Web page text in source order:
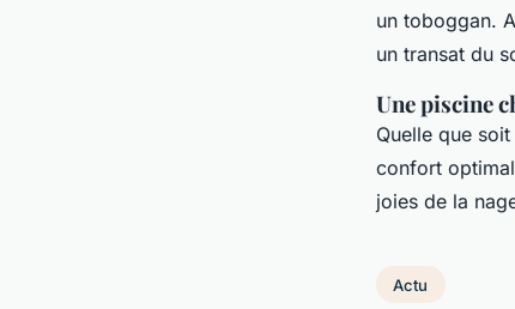
un toboggan.
un transat du
Une piscine
Quelle que
confort
joies de la
Actu